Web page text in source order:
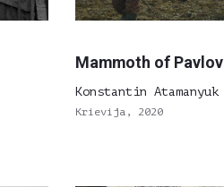
Mammoth of Pavlov
Konstantin Atamanyuk
Krievija, 2020